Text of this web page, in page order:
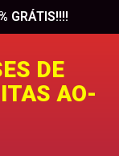
GRÁTIS!!!!
DE
AO-